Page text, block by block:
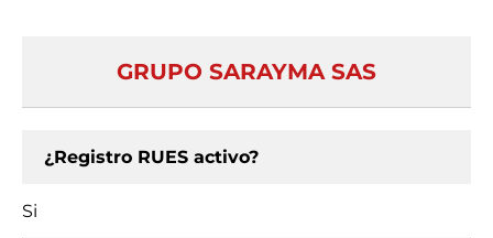
GRUPO SARAYMA SAS
¿Registro RUES activo?
Si